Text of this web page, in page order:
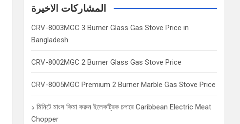
c
المشاركات الاخيرة
CRV-8003MGC 3 Burner Glass Gas Stove Price in
Bangladesh
CRV-8002MGC 2 Burner Glass Gas Stove Price
CRV-8005MGC Premium 2 Burner Marble Gas Stove Price
১ মিনিটে মাংস কিমা করুন ইলেকট্রিক চপারে Caribbean Electric Meat
Chopper